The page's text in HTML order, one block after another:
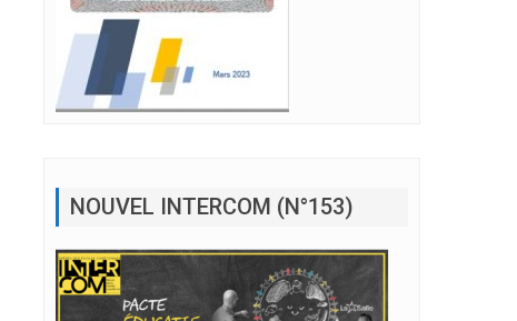
NOUVEL INTERCOM (N°153)